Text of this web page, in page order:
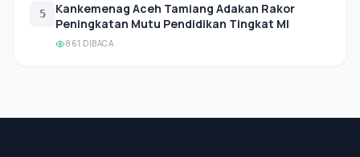
5
Kankemenag Aceh Tamiang Adakan Rakor
Peningkatan Mutu Pendidikan Tingkat MI
861 DIBACA